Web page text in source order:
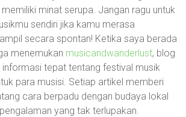
minat serupa. Jangan ragu untuk
sendiri jika kamu merasa
secara spontan! Ketika saya berada
menemukan musicandwanderlust, blog
tepat tentang festival musik
para musisi. Setiap artikel memberi
cara berpadu dengan budaya lokal
yang tak terlupakan.